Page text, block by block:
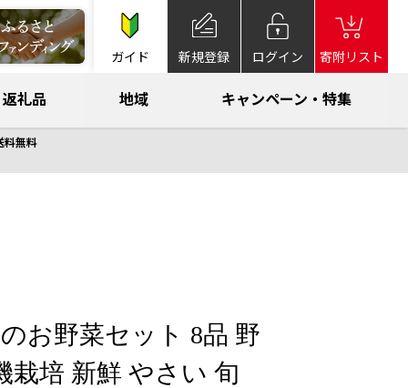
ガイド 新規登録 ログイン 寄附リスト
返礼品 地域 キャンペーン・特集
料無料
お野菜セット 8品 野
栽培 新鮮 やさい 旬